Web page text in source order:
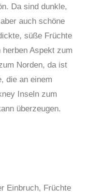
Da sind dunkle,
auch schöne
süße Früchte
Aspekt zum
Norden, da ist
die an einem
Inseln zum
überzeugen.
Einbruch, Früchte